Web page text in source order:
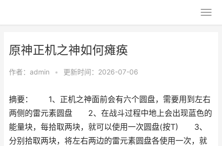
原神正机之神如何瘫痪
作者： admin • 更新时间：2026-07-06
摘要： 1、正机之神面前会有六个圆盘，需要用到左右
两侧的雷元素圆盘 2、在战斗过程中地上会出现蓝色的
能量块，每拾取两块，就可以使用一次圆盘(按T) 3、
分别拾取两块，将左右两边的雷元素圆盘各使用一次，就